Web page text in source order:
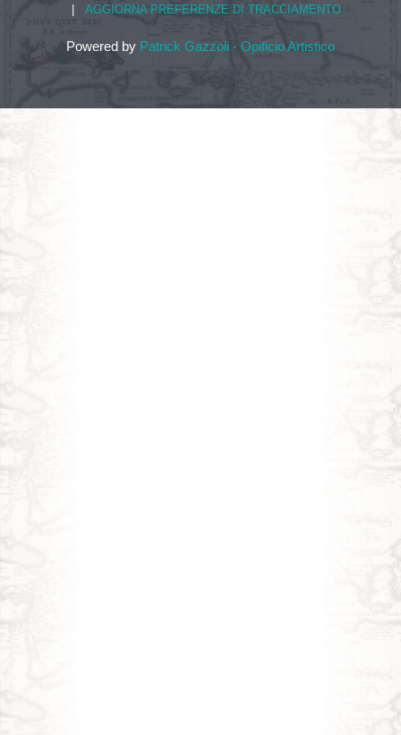
AGGIORNA PREFERENZE DI TRACCIAMENTO
Powered by Patrick Gazzoli - Opificio Artistico